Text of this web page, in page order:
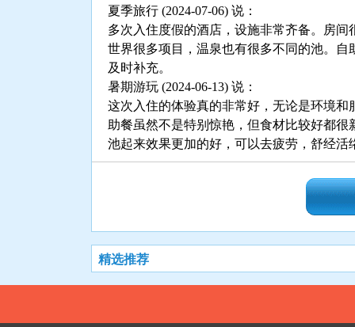
夏季旅行 (2024-07-06) 说：
多次入住度假的酒店，设施非常齐备。房间
世界很多项目，温泉也有很多不同的池。自
及时补充。
暑期游玩 (2024-06-13) 说：
这次入住的体验真的非常好，无论是环境和
助餐虽然不是特别惊艳，但食材比较好都很
池起来效果更加的好，可以去疲劳，舒经活
精选推荐